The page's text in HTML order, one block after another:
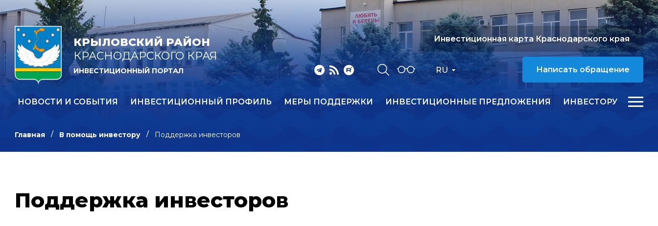
КРЫЛОВСКИЙ РАЙОН
КРАСНОДАРСКОГО КРАЯ
ИНВЕСТИЦИОННЫЙ ПОРТАЛ RU
Инвестиционная карта Краснодарского края
Написать обращение
НОВОСТИ И СОБЫТИЯ ИНВЕСТИЦИОННЫЙ ПРОФИЛЬ МЕРЫ ПОДДЕРЖКИ ИНВЕСТИЦИОННЫЕ ПРЕДЛОЖЕНИЯ ИНВЕСТОРУ
Главная В помощь инвестору Поддержка инвесторов
Поддержка инвесторов